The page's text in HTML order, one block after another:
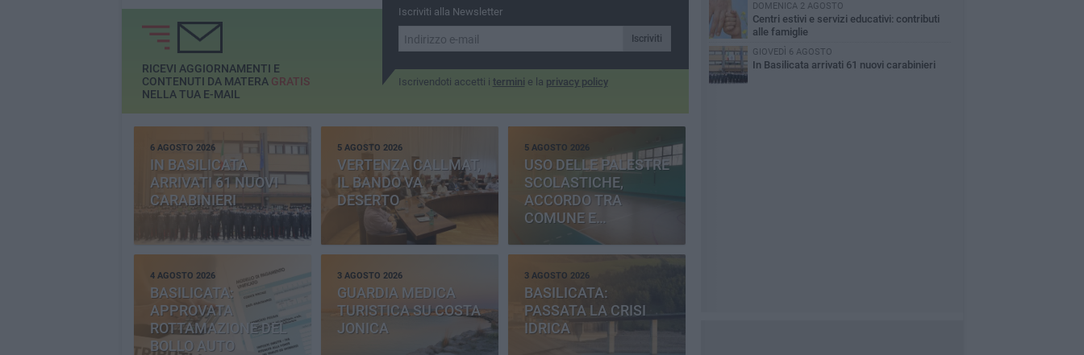
Iscriviti alla Newsletter
Iscriviti
Iscrivendoti accetti i termini e la privacy policy
RICEVI AGGIORNAMENTI E
CONTENUTI DA MATERA GRATIS
NELLA TUA E-MAIL
6 AGOSTO 2026
IN BASILICATA
ARRIVATI 61 NUOVI
CARABINIERI
5 AGOSTO 2026
VERTENZA CALLMAT,
IL BANDO VA
DESERTO
5 AGOSTO 2026
USO DELLE PALESTRE
SCOLASTICHE,
ACCORDO TRA
COMUNE E
PROVINCIA
4 AGOSTO 2026
BASILICATA:
APPROVATA
ROTTAMAZIONE DEL
BOLLO AUTO
3 AGOSTO 2026
GUARDIA MEDICA
TURISTICA SU COSTA
JONICA
3 AGOSTO 2026
BASILICATA:
PASSATA LA CRISI
IDRICA
DOMENICA 2 AGOSTO
Centri estivi e servizi educativi: contributi
alle famiglie
GIOVEDÌ 6 AGOSTO
In Basilicata arrivati 61 nuovi carabinieri